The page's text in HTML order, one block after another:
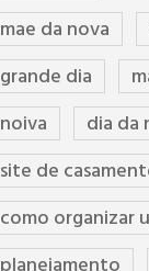
mae da nova
grande dia
noiva
dia da
site de
como organizar